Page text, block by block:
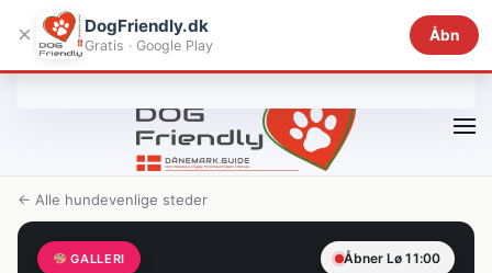
Gå til hovedindhold
× DogFriendly.dk
Gratis · Google Play
Åbn
← Alle hundevenlige steder
GALLERI Åbner Lø 11:00